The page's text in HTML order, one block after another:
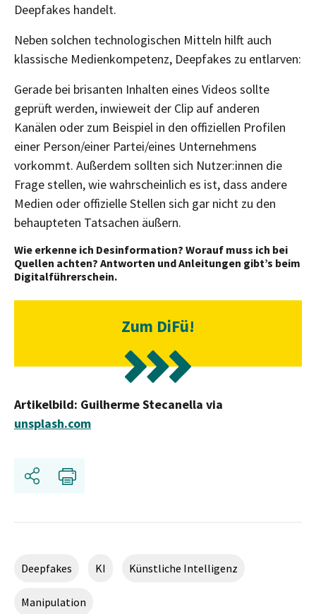
Deepfakes handelt.
Neben solchen technologischen Mitteln hilft auch
klassische Medienkompetenz, Deepfakes zu entlarven:
Gerade bei brisanten Inhalten eines Videos sollte
geprüft werden, inwieweit der Clip auf anderen
Kanälen oder zum Beispiel in den offiziellen Profilen
einer Person/einer Partei/eines Unternehmens
vorkommt. Außerdem sollten sich Nutzer:innen die
Frage stellen, wie wahrscheinlich es ist, dass andere
Medien oder offizielle Stellen sich gar nicht zu den
behaupteten Tatsachen äußern.
Wie erkenne ich Desinformation? Worauf muss ich bei
Quellen achten? Antworten und Anleitungen gibt’s beim
Digitalführerschein.
Zum DiFü!
Artikelbild: Guilherme Stecanella via
unsplash.com
Teilen
Deepfakes KI Künstliche Intelligenz
Manipulation